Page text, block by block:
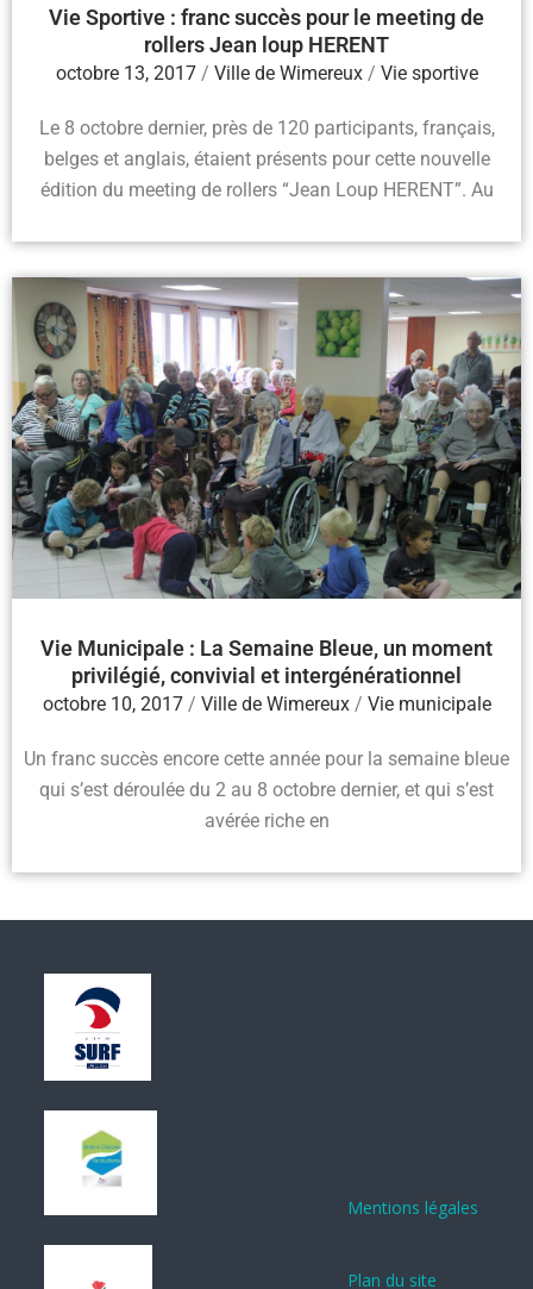
Vie Sportive : franc succès pour le meeting de
rollers Jean loup HERENT
octobre 13, 2017 / Ville de Wimereux / Vie sportive
Le 8 octobre dernier, près de 120 participants, français,
belges et anglais, étaient présents pour cette nouvelle
édition du meeting de rollers “Jean Loup HERENT”. Au
Vie Municipale : La Semaine Bleue, un moment
privilégié, convivial et intergénérationnel
octobre 10, 2017 / Ville de Wimereux / Vie municipale
Un franc succès encore cette année pour la semaine bleue
qui s’est déroulée du 2 au 8 octobre dernier, et qui s’est
avérée riche en
Mentions légales
Plan du site